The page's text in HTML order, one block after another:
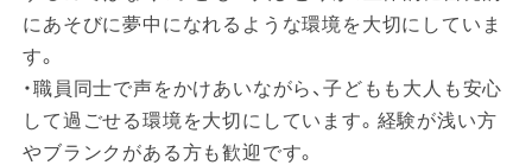
にあそびに夢中になれるような環境を大切にしていま
す。
・職員同士で声をかけあいながら、子どもも大人も安心
して過ごせる環境を大切にしています。経験が浅い方
やブランクがある方も歓迎です。